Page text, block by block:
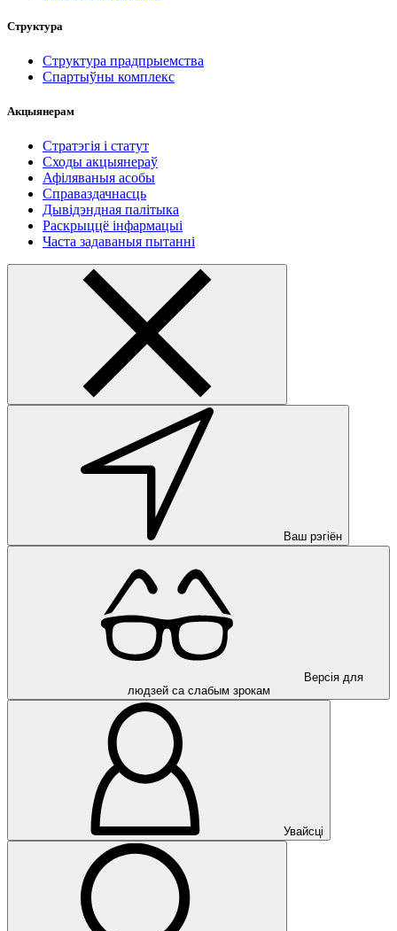
Структура
Структура прадпрыемства
Спартыўны комплекс
Акцыянерам
Стратэгія і статут
Сходы акцыянераў
Афіляваныя асобы
Справаздачнасць
Дывідэндная палітыка
Раскрыццё інфармацыі
Часта задаваныя пытанні
Ваш рэгіён
Версія для
людзей са слабым зрокам
Увайсці